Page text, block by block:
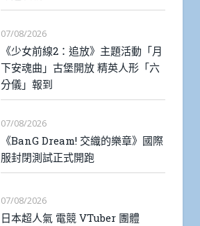
07/08/2026
《少女前線2：追放》主題活動「月
下安魂曲」古堡開放 精英人形「六
分儀」報到
07/08/2026
《BanG Dream! 交織的樂章》國際
服封閉測試正式開跑
07/08/2026
日本超人氣 電競 VTuber 團體